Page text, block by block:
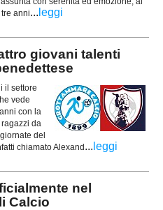
anni... leggi
giovani talenti
il settore
vede
con la
da
del
chiamato Alexand ... leggi
nel
Calcio